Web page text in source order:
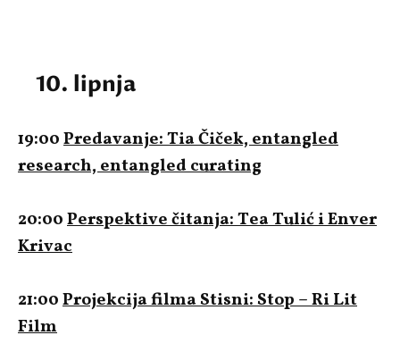
10. lipnja
19:00Predavanje: Tia Čiček, entangled
research, entangled curating
20:00Perspektive čitanja: Tea Tulić i Enver
Krivac
21:00Projekcija filma Stisni: Stop – Ri Lit
Film